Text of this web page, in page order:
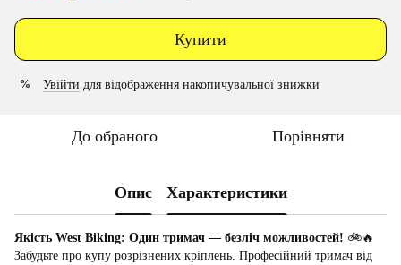
Купити
% Увійти для відображення накопичувальної знижки
До обраного Порівняти
Опис Характеристики
Якість West Biking: Один тримач — безліч можливостей! 🚲🔥
Забудьте про купу розрізнених кріплень. Професійний тримач від